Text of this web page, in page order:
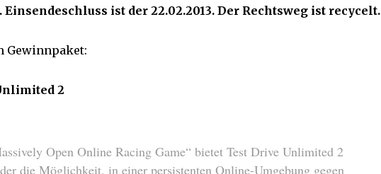
Einsendeschluss ist der 22.02.2013. Der Rechtsweg ist recycelt.
Gewinnpaket:
2
Open Online Racing Game“ bietet Test Drive Unlimited 2
die Möglichkeit, in einer persistenten Online-Umgebung gegen